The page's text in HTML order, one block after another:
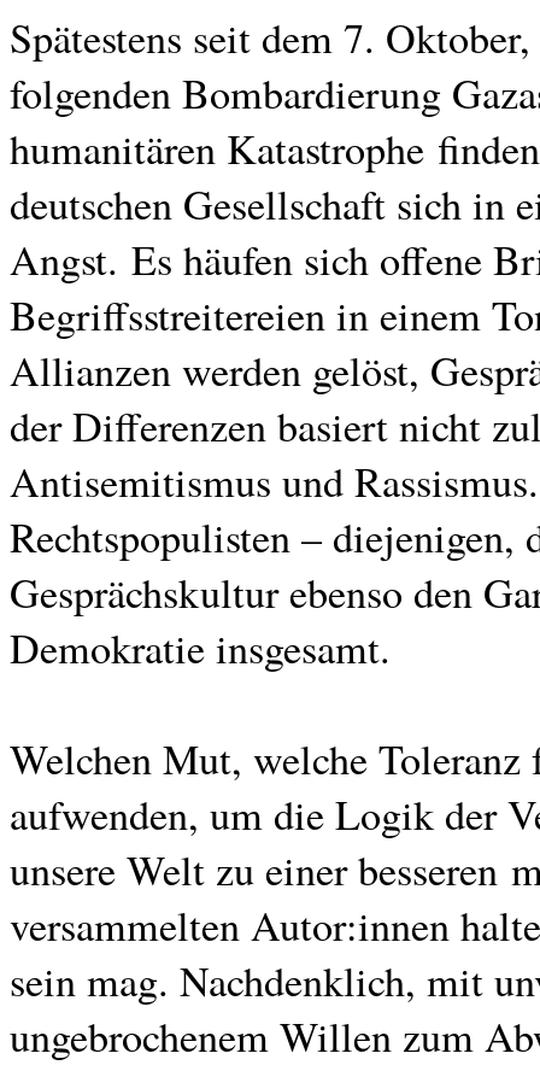
Spätestens seit dem 7.
folgenden Bombardierung
humanitären Katastrophe
deutschen Gesellschaft sich in
Angst. Es häufen sich offene
Begriffsstreitereien in einem
Allianzen werden gelöst,
der Differenzen basiert nicht
Antisemitismus und
Rechtspopulisten – diejenigen,
Gesprächskultur ebenso den
Demokratie insgesamt.
Welchen Mut, welche
aufwenden, um die Logik der
unsere Welt zu einer besseren
versammelten Autor:innen
sein mag. Nachdenklich, mit
ungebrochenem Willen zum